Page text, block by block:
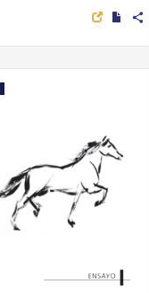
share